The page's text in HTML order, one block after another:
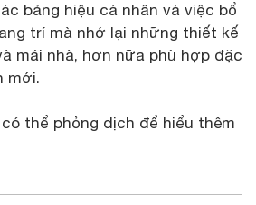
bảng hiệu cá nhân và việc bổ
trí mà nhớ lại những thiết kế
mái nhà, hơn nữa phù hợp đặc
mới.
thể phỏng dịch để hiểu thêm